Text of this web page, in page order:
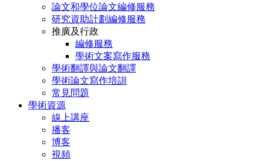
論文和學位論文編修服務
研究資助計劃編修服務
推廣及行政
編修服務
學術文案寫作服務
學術翻譯與論文翻譯
學術論文寫作培訓
常見問題
學術資源
線上講座
播客
博客
視頻